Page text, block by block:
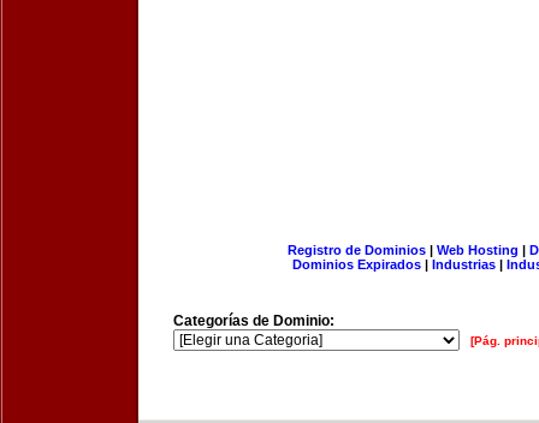
Registro de Dominios| Web Hosting |
Dominios Expirados | Industrias |
Categorías de Dominio:
[Pág.